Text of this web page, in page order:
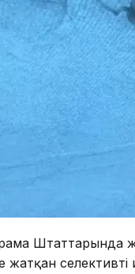
Штаттарында